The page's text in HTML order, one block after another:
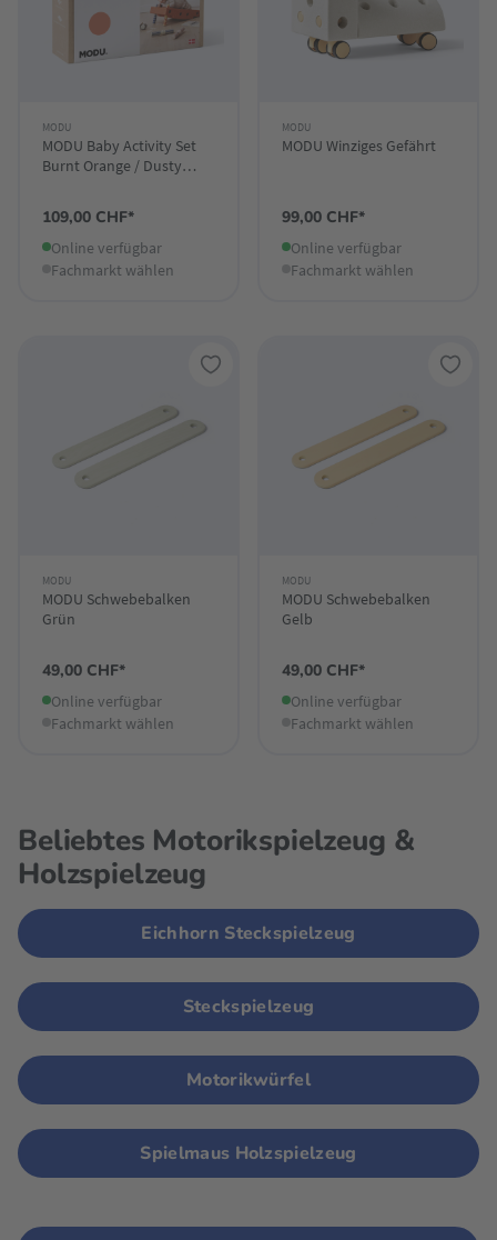
MODU
MODU Baby Activity Set
Burnt Orange / Dusty
109,00 CHF*
Online verfügbar
Fachmarkt wählen
MODU
MODU Winziges Gefährt
99,00 CHF*
Online verfügbar
Fachmarkt wählen
MODU
MODU Schwebebalken
Grün
49,00 CHF*
Online verfügbar
Fachmarkt wählen
MODU
MODU Schwebebalken
Gelb
49,00 CHF*
Online verfügbar
Fachmarkt wählen
Beliebtes Motorikspielzeug &
Holzspielzeug
Eichhorn Steckspielzeug
Steckspielzeug
Motorikwürfel
Spielmaus Holzspielzeug